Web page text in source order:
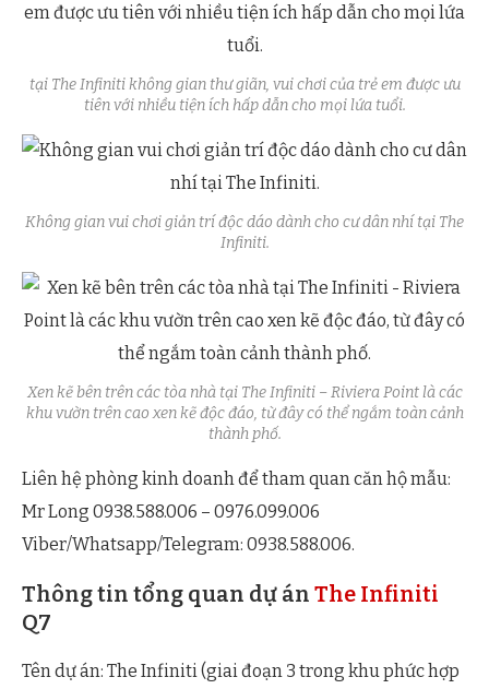
tại The Infiniti không gian thư giãn, vui chơi của trẻ em được ưu
tiên với nhiều tiện ích hấp dẫn cho mọi lứa tuổi.
Không gian vui chơi giản trí độc dáo dành cho cư dân nhí tại The
Infiniti.
Xen kẽ bên trên các tòa nhà tại The Infiniti – Riviera Point là các
khu vườn trên cao xen kẽ độc đáo, từ đây có thể ngắm toàn cảnh
thành phố.
Liên hệ phòng kinh doanh để tham quan căn hộ mẫu:
Mr Long 0938.588.006 – 0976.099.006
Viber/Whatsapp/Telegram: 0938.588.006.
Thông tin tổng quan dự án The Infiniti
Q7
Tên dự án: The Infiniti (giai đoạn 3 trong khu phức hợp